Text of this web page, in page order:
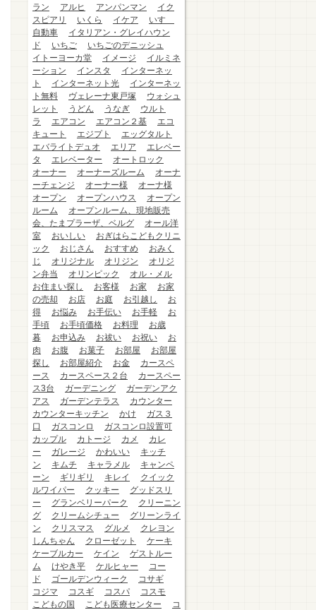
ラン
アルヒ アンパンマン
イク
スピアリ
いくら イケア
いすゞ
自動車
イタリアン・グレイハウン
ド
いちご
いちごのデニッシュ
イトーヨーカ堂
イメージ
イルミネ
ーション
インスタ
インターネッ
ト
インターネット光
インターネッ
ト無料
ヴェレーナ東戸塚
ウォシュ
レット
うどん うなぎ
ウルト
ラ
エアコン エアコン２基
エコ
キュート
エジプト
エッグタルト
エバライトデュオ
エリア
エレベー
タ
エレベーター
オートロック
オーナー
オーナーズルーム
オーナ
ーチェンジ
オーナー様
オーナ様
オープン
オープンハウス
オープン
ルーム
オープンルーム、現地販売
会、たまプラーザ、ベルグ
オール洋
室
おいしい
おぎはらこどもクリニ
ック
おじさん おすすめ
おみく
じ
オリジナル オリジン
オリジ
ン弁当
オリンピック
オル・メル
お住まい探し
お客様 お家
お家
の売却
お店 お庭 お引越し
お
得
お悩み お手伝い お手軽
お
手頃
お手頃価格 お料理
お歳
暮
お申込み お祓い お祝い
お
肉
お腹 お菓子 お部屋
お部屋
探し
お部屋紹介 お金
カースペ
ース
カースペース２台
カースペー
ス3台
ガーデニング
ガーデンアク
アス
ガーデンテラス
カウンター
カウンターキッチン
かけ
ガス３
口
ガスコンロ
ガスコンロ設置可
カップル
カトージ カメ
カレ
ー
ガレージ かわいい
キッチ
ン
キムチ キャラメル
キャンペ
ーン
ギリギリ キレイ
クイック
ルワイパー
クッキー
グッドスリ
ー
グランベリーパーク
クリーニン
グ
クリームシチュー
グリーンライ
ン
クリスマス グルメ
クレヨン
しんちゃん
クローゼット
ケーキ
ケーブルカー
ケイン
ゲストルー
ム
けやき平 ケルヒャー
コー
ド
ゴールデンウィーク
コサギ
コジマ
コスギ コスパ
コスモ
こどもの国
こども医療センター
コ